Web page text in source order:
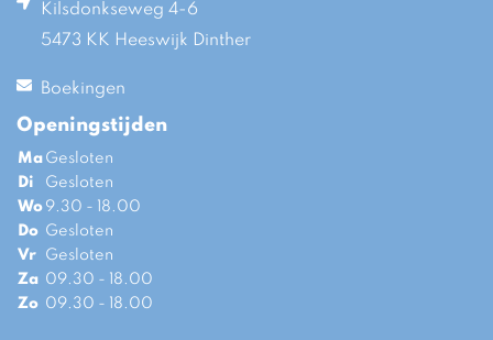
Kilsdonkseweg 4-6
5473 KK Heeswijk Dinther
Boekingen
Openingstijden
Ma Gesloten
Di
Gesloten
Wo 9.30 - 18.00
Do Gesloten
Vr
Gesloten
Za 09.30 - 18.00
Zo 09.30 - 18.00